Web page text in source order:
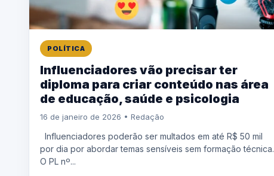
POLÍTICA
Influenciadores vão precisar ter
diploma para criar conteúdo nas área
de educação, saúde e psicologia
16 de janeiro de 2026 • Redação
Influenciadores poderão ser multados em até R$ 50 mil
por dia por abordar temas sensíveis sem formação técnica.
O PL nº...